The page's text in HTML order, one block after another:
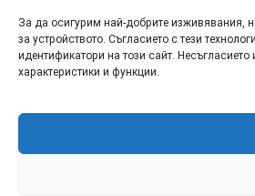
За да осигурим най-добрите изживявания,
за устройството. Съгласието с тези
идентификатори на този сайт.
характеристики и функции.